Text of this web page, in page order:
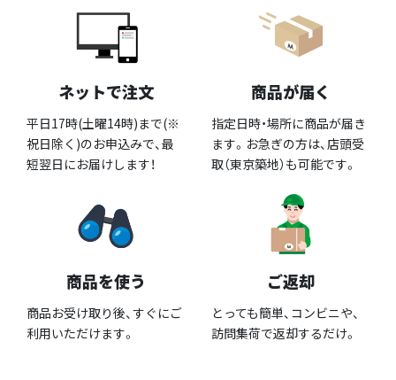
ネットで注文
平日17時(土曜14時)まで(※
祝日除く)のお申込みで、最
短翌日にお届けします！
商品が届く
指定日時・場所に商品が届き
ます。お急ぎの方は、店頭受
取（東京築地）も可能です。
商品を使う
商品お受け取り後、すぐにご
利用いただけます。
ご返却
とっても簡単、コンビニや、
訪問集荷で返却するだけ。